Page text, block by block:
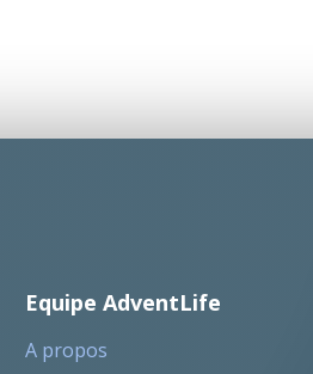
Equipe AdventLife
A propos